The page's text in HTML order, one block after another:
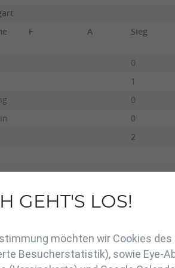
F A Sieg
0
1
0
0
2
X 1
GEHT'S LOS!
möchten wir Cookies
Besucherstatistik), sowie Eye-